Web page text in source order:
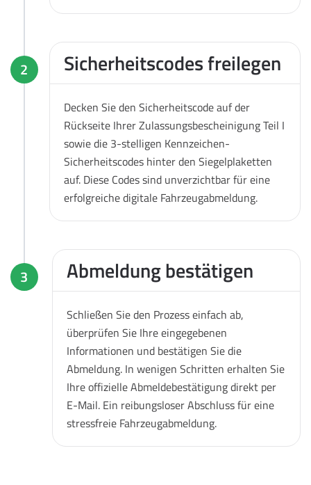
2 Sicherheitscodes freilegen
Decken Sie den Sicherheitscode auf der
Rückseite Ihrer Zulassungsbescheinigung Teil I
sowie die 3-stelligen Kennzeichen-
Sicherheitscodes hinter den Siegelplaketten
auf. Diese Codes sind unverzichtbar für eine
erfolgreiche digitale Fahrzeugabmeldung.
3 Abmeldung bestätigen
Schließen Sie den Prozess einfach ab,
überprüfen Sie Ihre eingegebenen
Informationen und bestätigen Sie die
Abmeldung. In wenigen Schritten erhalten Sie
Ihre offizielle Abmeldebestätigung direkt per
E-Mail. Ein reibungsloser Abschluss für eine
stressfreie Fahrzeugabmeldung.